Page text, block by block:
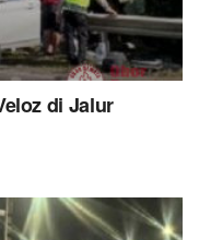
di Jalur